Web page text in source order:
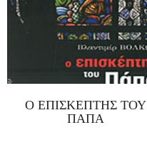
Ο ΕΠΙΣΚΕΠΤΗΣ ΤΟΥ
ΠΑΠΑ